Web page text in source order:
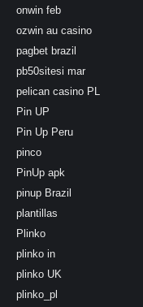
onwin feb
ozwin au casino
pagbet brazil
pb50sitesi mar
pelican casino PL
Pin UP
Pin Up Peru
pinco
PinUp apk
pinup Brazil
plantillas
Plinko
plinko in
plinko UK
plinko_pl